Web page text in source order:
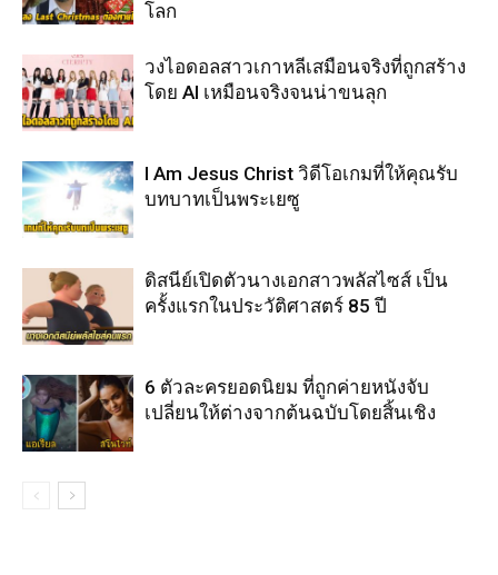
โลก
วงไอดอลสาวเกาหลีเสมือนจริงที่ถูกสร้าง
โดย AI เหมือนจริงจนน่าขนลุก
I Am Jesus Christ วิดีโอเกมที่ให้คุณรับ
บทบาทเป็นพระเยซู
ดิสนีย์เปิดตัวนางเอกสาวพลัสไซส์ เป็น
ครั้งแรกในประวัติศาสตร์ 85 ปี
6 ตัวละครยอดนิยม ที่ถูกค่ายหนังจับ
เปลี่ยนให้ต่างจากต้นฉบับโดยสิ้นเชิง